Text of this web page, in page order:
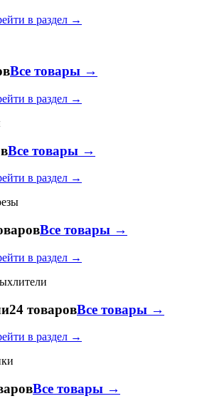
в раздел →
Все товары →
в раздел →
Все товары →
в раздел →
Все товары →
в раздел →
24 товаровВсе товары →
в раздел →
Все товары →